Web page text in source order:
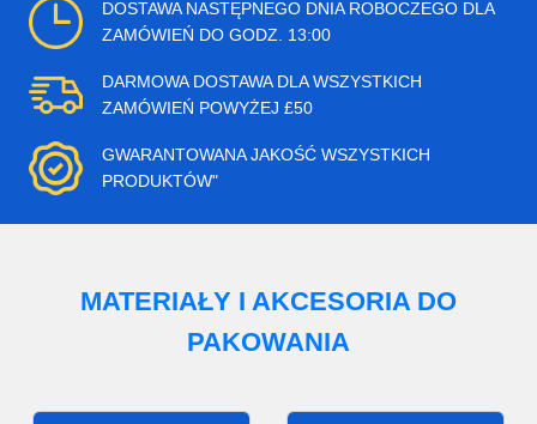
DOSTAWA NASTĘPNEGO DNIA ROBOCZEGO DLA
ZAMÓWIEŃ DO GODZ. 13:00
DARMOWA DOSTAWA DLA WSZYSTKICH
ZAMÓWIEŃ POWYŻEJ £50
GWARANTOWANA JAKOŚĆ WSZYSTKICH
PRODUKTÓW"
MATERIAŁY I AKCESORIA DO
PAKOWANIA